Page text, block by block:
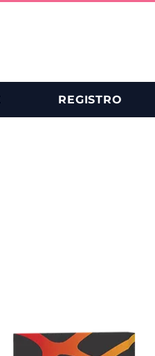
REGISTRO